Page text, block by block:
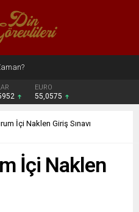
EURO
55,0575
İçi Naklen Giriş Sınavı
İçi Naklen